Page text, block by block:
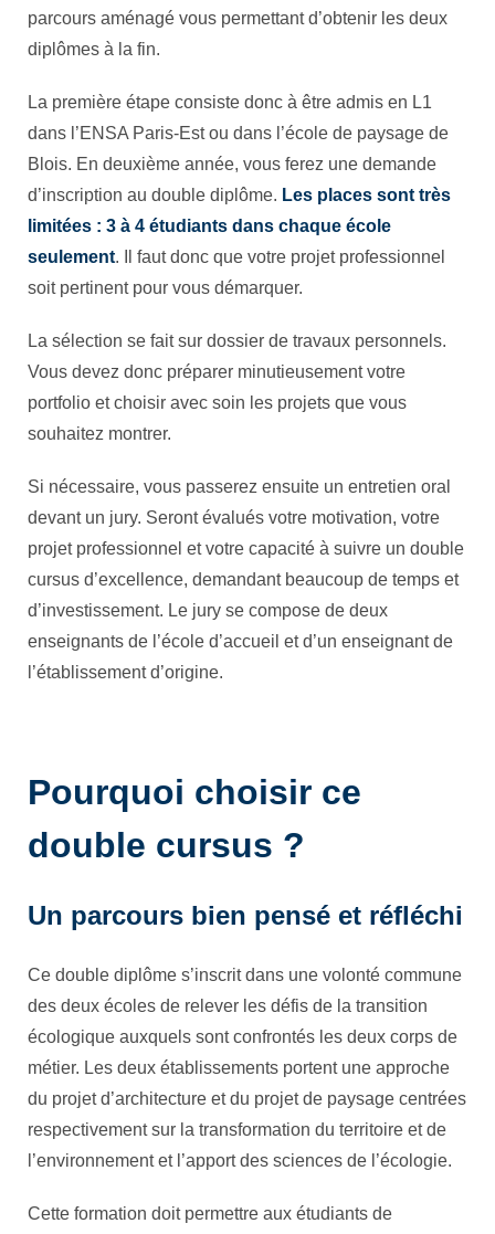
parcours aménagé vous permettant d’obtenir les deux
diplômes à la fin.
La première étape consiste donc à être admis en L1
dans l’ENSA Paris-Est ou dans l’école de paysage de
Blois. En deuxième année, vous ferez une demande
d’inscription au double diplôme. Les places sont très
limitées : 3 à 4 étudiants dans chaque école
seulement. Il faut donc que votre projet professionnel
soit pertinent pour vous démarquer.
La sélection se fait sur dossier de travaux personnels.
Vous devez donc préparer minutieusement votre
portfolio et choisir avec soin les projets que vous
souhaitez montrer.
Si nécessaire, vous passerez ensuite un entretien oral
devant un jury. Seront évalués votre motivation, votre
projet professionnel et votre capacité à suivre un double
cursus d’excellence, demandant beaucoup de temps et
d’investissement. Le jury se compose de deux
enseignants de l’école d’accueil et d’un enseignant de
l’établissement d’origine.
Pourquoi choisir ce
double cursus ?
Un parcours bien pensé et réfléchi
Ce double diplôme s’inscrit dans une volonté commune
des deux écoles de relever les défis de la transition
écologique auxquels sont confrontés les deux corps de
métier. Les deux établissements portent une approche
du projet d’architecture et du projet de paysage centrées
respectivement sur la transformation du territoire et de
l’environnement et l’apport des sciences de l’écologie.
Cette formation doit permettre aux étudiants de